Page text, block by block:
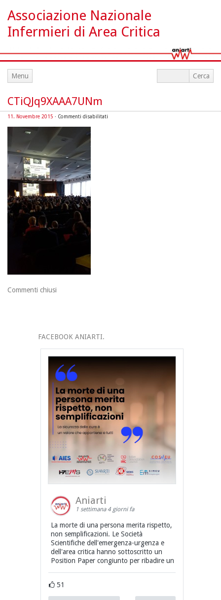
Associazione Nazionale
Infermieri di Area Critica
Menu
CTiQJq9XAAA7UNm
11. Novembre 2015 · Commenti disabilitati
Commenti chiusi
FACEBOOK ANIARTI.
Aniarti
1 settimana 4 giorni fa
La morte di una persona merita rispetto,
non semplificazioni. Le Società
Scientifiche dell'emergenza-urgenza e
dell'area critica hanno sottoscritto un
Position Paper congiunto per ribadire un
51